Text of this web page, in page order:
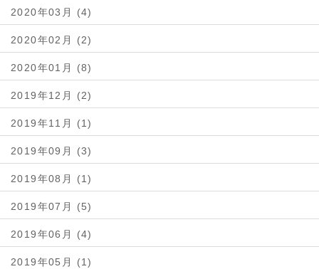
2020年03月 (4)
2020年02月 (2)
2020年01月 (8)
2019年12月 (2)
2019年11月 (1)
2019年09月 (3)
2019年08月 (1)
2019年07月 (5)
2019年06月 (4)
2019年05月 (1)